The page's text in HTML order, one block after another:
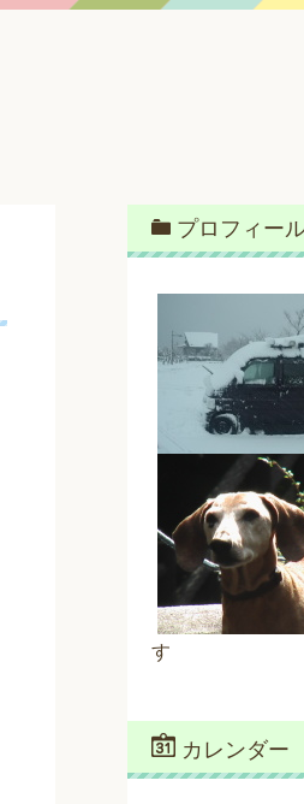
プロフィー
す
カレンダー